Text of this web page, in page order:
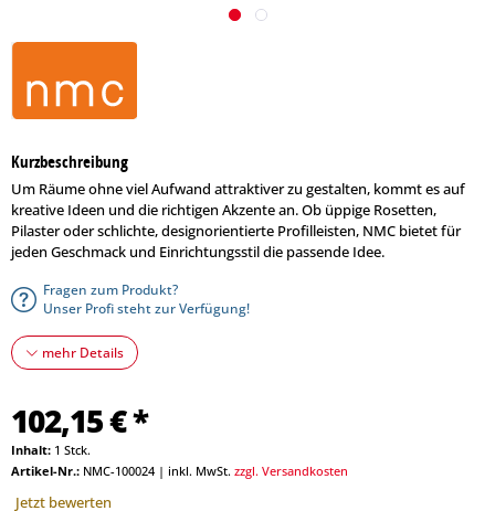
Kurzbeschreibung
Um Räume ohne viel Aufwand attraktiver zu gestalten, kommt es auf
kreative Ideen und die richtigen Akzente an. Ob üppige Rosetten,
Pilaster oder schlichte, designorientierte Profilleisten, NMC bietet für
jeden Geschmack und Einrichtungsstil die passende Idee.
Fragen zum Produkt?
Unser Profi steht zur Verfügung!
mehr Details
102,15 € *
Inhalt: 1 Stck.
Artikel-Nr.: NMC-100024 | inkl. MwSt. zzgl. Versandkosten
Jetzt bewerten